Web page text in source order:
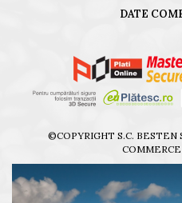
DATE
©COPYRIGHT S.C. BESTEN